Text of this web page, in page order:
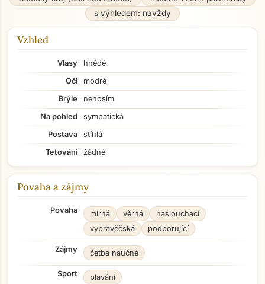
s výhledem: navždy
Vzhled
Vlasy
hnědé
Oči
modré
Brýle
nenosím
Na pohled
sympatická
Postava
štíhlá
Tetování
žádné
Povaha a zájmy
Povaha mírná věrná
naslouchací
vypravěčská
podporující
Zájmy četba naučné
Sport plavání